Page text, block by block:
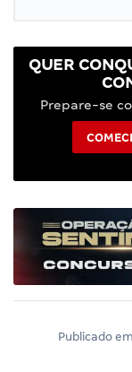
QUER
Prepare-se
Publicado em